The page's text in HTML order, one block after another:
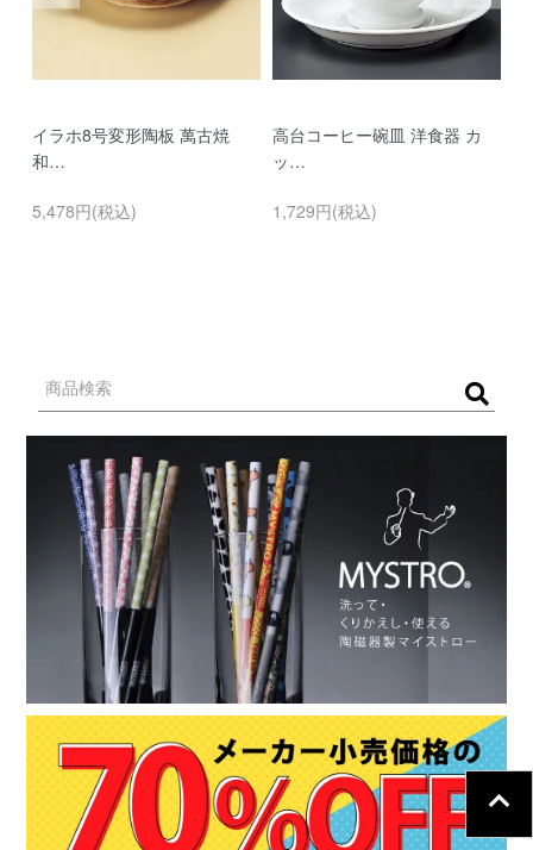
イラホ8号変形陶板 萬古焼
和…
5,478円(税込)
高台コーヒー碗皿 洋食器 カ
ッ…
1,729円(税込)